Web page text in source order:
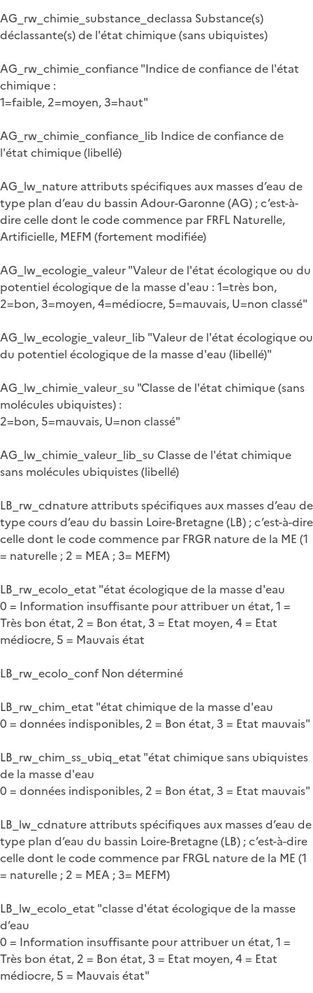
AG_rw_chimie_substance_declassa Substance(s)
déclassante(s) de l'état chimique (sans ubiquistes)
AG_rw_chimie_confiance "Indice de confiance de l'état
chimique :
1=faible, 2=moyen, 3=haut"
AG_rw_chimie_confiance_lib Indice de confiance de
l'état chimique (libellé)
AG_lw_nature attributs spécifiques aux masses d’eau de
type plan d’eau du bassin Adour-Garonne (AG) ; c’est-à-
dire celle dont le code commence par FRFL Naturelle,
Artificielle, MEFM (fortement modifiée)
AG_lw_ecologie_valeur "Valeur de l'état écologique ou du
potentiel écologique de la masse d'eau : 1=très bon,
2=bon, 3=moyen, 4=médiocre, 5=mauvais, U=non classé"
AG_lw_ecologie_valeur_lib "Valeur de l'état écologique ou
du potentiel écologique de la masse d'eau (libellé)"
AG_lw_chimie_valeur_su "Classe de l'état chimique (sans
molécules ubiquistes) :
2=bon, 5=mauvais, U=non classé"
AG_lw_chimie_valeur_lib_su Classe de l'état chimique
sans molécules ubiquistes (libellé)
LB_rw_cdnature attributs spécifiques aux masses d’eau de
type cours d’eau du bassin Loire-Bretagne (LB) ; c’est-à-dire
celle dont le code commence par FRGR nature de la ME (1
= naturelle ; 2 = MEA ; 3= MEFM)
LB_rw_ecolo_etat "état écologique de la masse d'eau
0 = Information insuffisante pour attribuer un état, 1 =
Très bon état, 2 = Bon état, 3 = Etat moyen, 4 = Etat
médiocre, 5 = Mauvais état
LB_rw_ecolo_conf Non déterminé
LB_rw_chim_etat "état chimique de la masse d'eau
0 = données indisponibles, 2 = Bon état, 3 = Etat mauvais"
LB_rw_chim_ss_ubiq_etat "état chimique sans ubiquistes
de la masse d'eau
0 = données indisponibles, 2 = Bon état, 3 = Etat mauvais"
LB_lw_cdnature attributs spécifiques aux masses d’eau de
type plan d’eau du bassin Loire-Bretagne (LB) ; c’est-à-dire
celle dont le code commence par FRGL nature de la ME (1
= naturelle ; 2 = MEA ; 3= MEFM)
LB_lw_ecolo_etat "classe d'état écologique de la masse
d’eau
0 = Information insuffisante pour attribuer un état, 1 =
Très bon état, 2 = Bon état, 3 = Etat moyen, 4 = Etat
médiocre, 5 = Mauvais état"